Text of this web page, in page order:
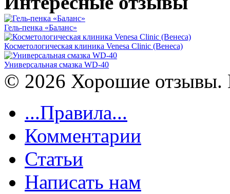
Гель-пенка «Баланс»
Косметологическая клиника Venesa Clinic (Венеса)
Универсальная смазка WD-40
© 2026 Хорошие отзывы.
...Правила...
Комментарии
Статьи
Написать нам